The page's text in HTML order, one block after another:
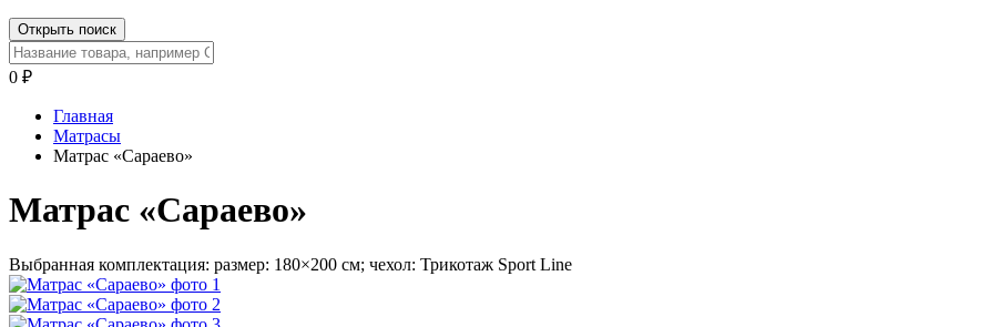
Открыть поиск
0 ₽
Главная
Матрасы
Матрас «Сараево»
Матрас «Сараево»
Выбранная комплектация: размер: 180×200 см; чехол: Трикотаж Sport Line